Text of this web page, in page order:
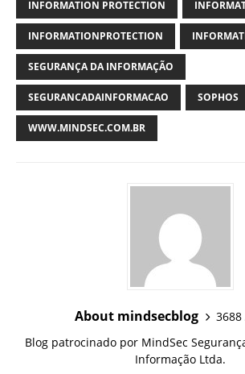
INFORMATION PROTECTION
INFORMATIONPROTECTION
SEGURANÇA DA INFORMAÇÃO
SEGURANCADAINFORMACAO SOPHOS
WWW.MINDSEC.COM.BR
About mindsecblog
Blog patrocinado por MindSec
Informação Ltda.